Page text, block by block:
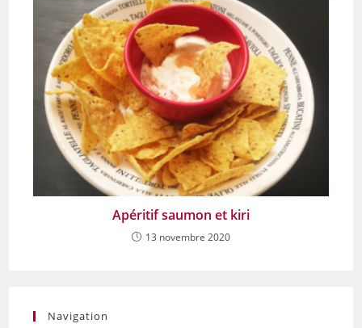
Apéritif saumon et kiri
13 novembre 2020
Navigation